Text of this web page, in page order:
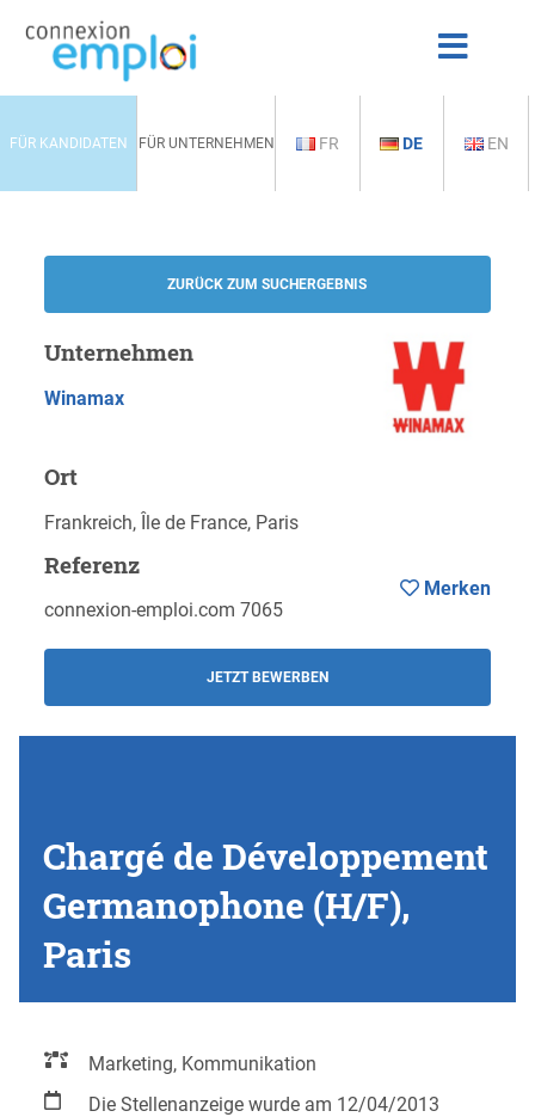
FÜR KANDIDATEN FÜR UNTERNEHMEN FR DE EN
ZURÜCK ZUM SUCHERGEBNIS
Unternehmen
Winamax
Ort
Frankreich, Île de France, Paris
Referenz
connexion-emploi.com 7065
JETZT BEWERBEN
Merken
Chargé de Développement
Germanophone (H/F),
Paris
Marketing, Kommunikation
Die Stellenanzeige wurde am 12/04/2013